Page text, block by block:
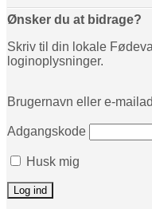
Ønsker du at bidrage?
Skriv til din lokale
loginoplysninger.
Brugernavn eller e-
Adgangskode
Husk mig